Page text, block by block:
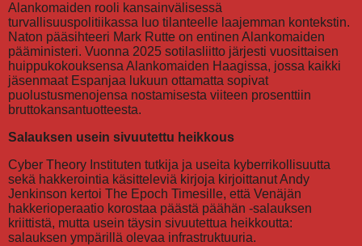
Alankomaiden rooli kansainvälisessä
turvallisuuspolitiikassa luo tilanteelle laajemman kontekstin.
Naton pääsihteeri Mark Rutte on entinen Alankomaiden
pääministeri. Vuonna 2025 sotilasliitto järjesti vuosittaisen
huippukokouksensa Alankomaiden Haagissa, jossa kaikki
jäsenmaat Espanjaa lukuun ottamatta sopivat
puolustusmenojensa nostamisesta viiteen prosenttiin
bruttokansantuotteesta.
Salauksen usein sivuutettu heikkous
Cyber Theory Instituten tutkija ja useita kyberrikollisuutta
sekä hakkerointia käsitteleviä kirjoja kirjoittanut Andy
Jenkinson kertoi The Epoch Timesille, että Venäjän
hakkerioperaatio korostaa päästä päähän -salauksen
kriittistä, mutta usein täysin sivuutettua heikkoutta:
salauksen ympärillä olevaa infrastruktuuria.